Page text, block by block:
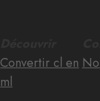
Convertir cl en
ml